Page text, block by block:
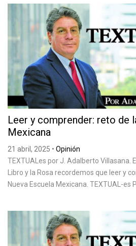
Leer y comprender: reto de
Mexicana
21 abril, 2025 • Opinión
TEXTUALes por J. Adalberto Villasana.
Libro y la Rosa recordemos que leer y
Nueva Escuela Mexicana. TEXTUAL-es